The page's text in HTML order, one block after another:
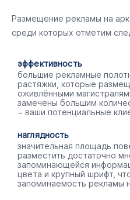
Размещение рекламы на
среди которых отметим
эффективность
большие рекламные
растяжки, которые
оживлёнными
замечены большим
− ваши потенциальные
наглядность
значительная площадь
разместить достаточно
запоминающейся
цвета и крупный шрифт,
запоминаемость рекламы